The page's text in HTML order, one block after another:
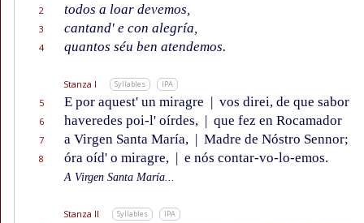
2 todos a loar devemos,
3 cantand' e con alegría,
4 quantos séu ben atendemos.
Stanza I Syllables IPA
5 E por aquest' un miragre | vos direi, de que sabor
6 haveredes poi-l' oírdes, | que fez en Rocamador
7 a Virgen Santa María, | Madre de Nóstro Sennor;
8 óra oíd' o miragre, | e nós contar-vo-lo-emos.
A Virgen Santa María...
Stanza II Syllables IPA